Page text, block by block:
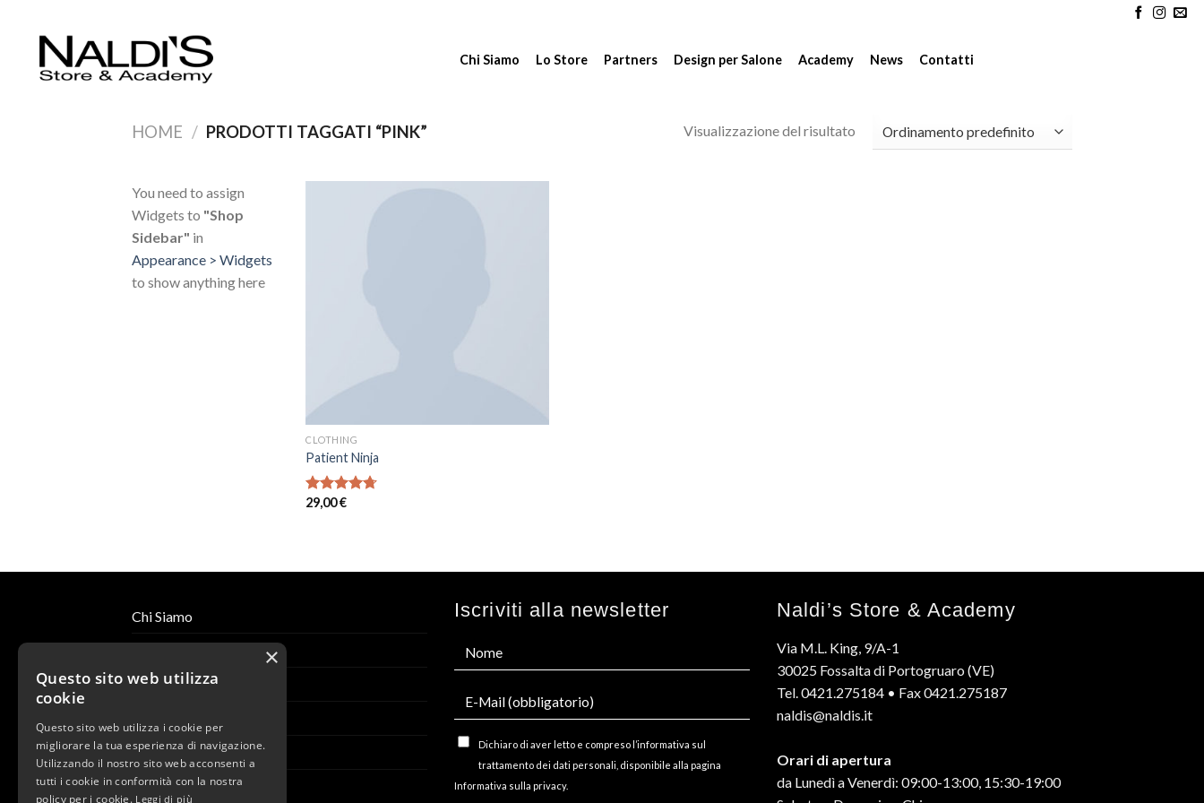
Chi Siamo Lo Store Partners Design per Salone Academy News Contatti
HOME / PRODOTTI TAGGATI “PINK” Visualizzazione del risultato
You need to assign
Widgets to "Shop
Sidebar" in
Appearance > Widgets
to show anything here
CLOTHING
Patient Ninja
Valutato
29,00€
Chi Siamo
Partners
Academy
News
Iscriviti alla newsletter
Dichiaro di aver letto e compreso l’informativa sul
trattamento dei dati personali, disponibile alla pagina
Informativa sulla privacy.
Naldi’s Store & Academy
Via M.L. King, 9/A-1
30025 Fossalta di Portogruaro (VE)
Tel. 0421.275184 • Fax 0421.275187
naldis@naldis.it
Orari di apertura
da Lunedì a Venerdì: 09:00-13:00, 15:30-19:00
×
Questo sito web utilizza
cookie
Questo sito web utilizza i cookie per
migliorare la tua esperienza di navigazione.
Utilizzando il nostro sito web acconsenti a
tutti i cookie in conformità con la nostra
policy per i cookie. Leggi di più